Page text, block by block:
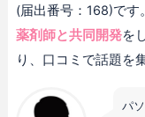
(届出番号：168)です
薬剤師と共同開発を
り、口コミで話題を
パ